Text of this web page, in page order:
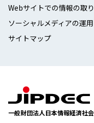
Webサイトでの情報の取
ソーシャルメディアの運用
サイトマップ
一般財団法人日本情報経済社